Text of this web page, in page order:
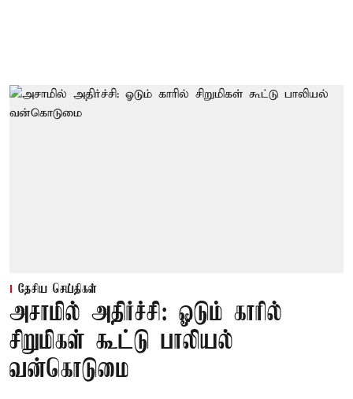
தேசிய செய்திகள்
அசாமில் அதிர்ச்சி: ஓடும் காரில்
சிறுமிகள் கூட்டு பாலியல்
வன்கொடுமை